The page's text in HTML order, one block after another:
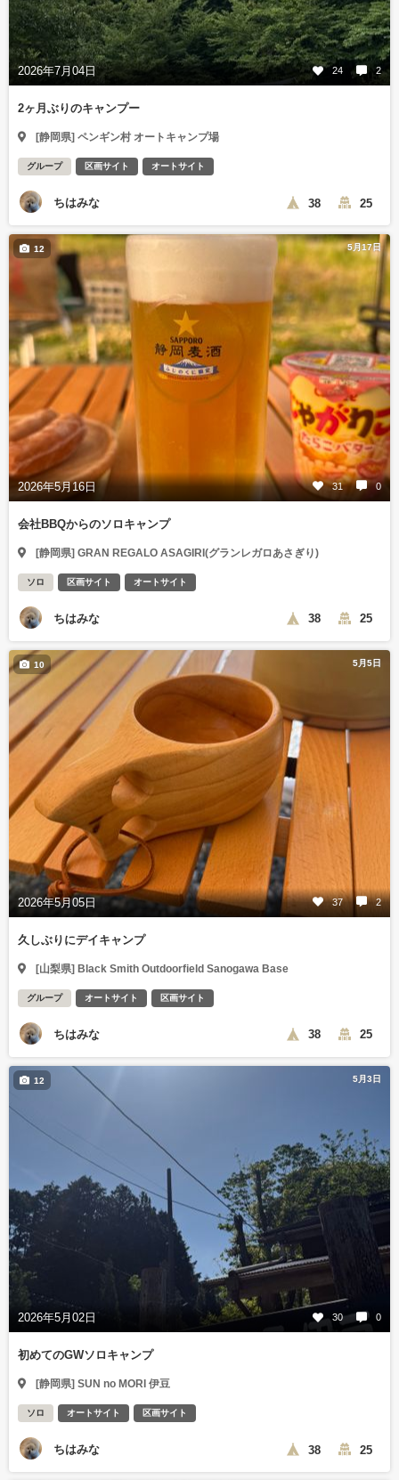
2026年7月04日 24 2
2ヶ月ぶりのキャンプー
[静岡県] ペンギン村 オートキャンプ場
グループ 区画サイト オートサイト
ちはみな 38 25
5月17日
2026年5月16日 31 0
12
会社BBQからのソロキャンプ
[静岡県] GRAN REGALO ASAGIRI(グランレガロあさぎり)
ソロ 区画サイト オートサイト
ちはみな 38 25
5月5日
2026年5月05日 37 2
10
久しぶりにデイキャンプ
[山梨県] Black Smith Outdoorfield Sanogawa Base
グループ オートサイト 区画サイト
ちはみな 38 25
5月3日
2026年5月02日 30 0
12
初めてのGWソロキャンプ
[静岡県] SUN no MORI 伊豆
ソロ オートサイト 区画サイト
ちはみな 38 25